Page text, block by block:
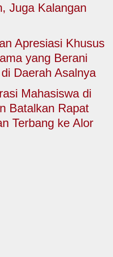
HUKUM & KRIMINAL
TNI & POLRI
Juga Kalangan
Apresiasi Khusus
yang Berani
Daerah Asalnya
Mahasiswa di
Batalkan Rapat
Terbang ke Alor